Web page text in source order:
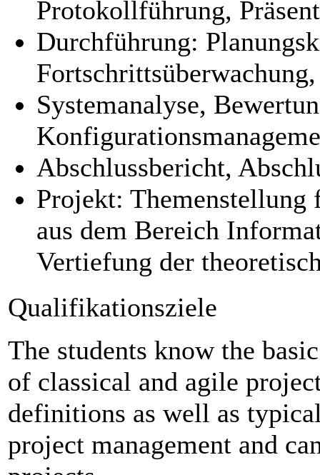
Protokollführung,
Durchführung:
Systemanalyse,
Abschlussbericht,
Projekt: Themenstellung
aus dem Bereich
Vertiefung der
Qualifikationsziele
The students know the
of classical and agile
definitions as well as
project management and